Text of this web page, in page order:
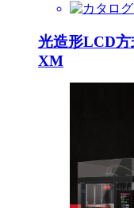
光造形LCD方
XM